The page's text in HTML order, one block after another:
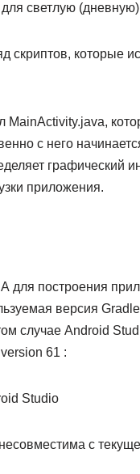
светлую
которые
MainActivity.java,
с него
графический
приложения.
для построения
версия
случае Android
61 :
с